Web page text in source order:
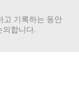
고 기록하는 동안
합니다.